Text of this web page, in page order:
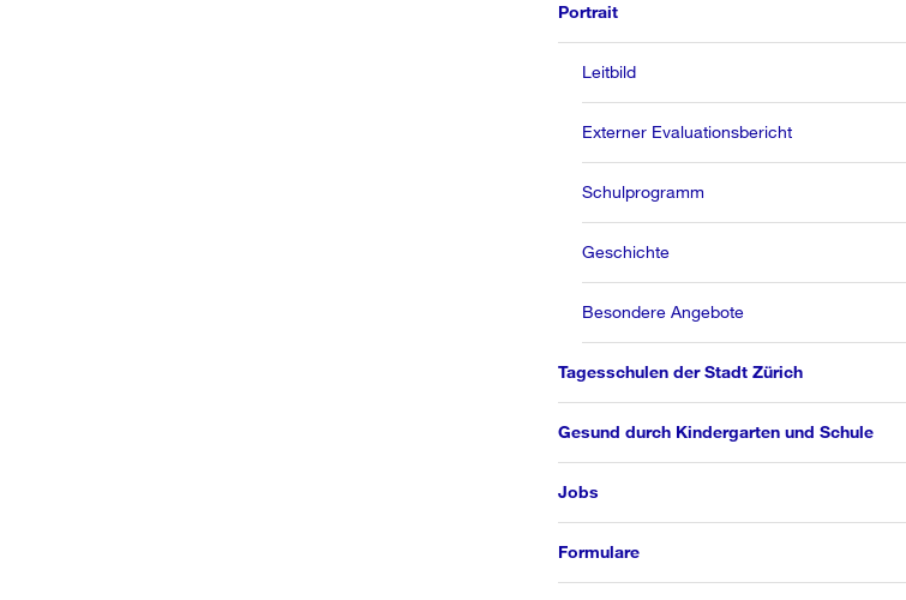
Portrait
Leitbild
Externer Evaluationsbericht
Schulprogramm
Geschichte
Besondere Angebote
Tagesschulen der Stadt Zürich
Gesund durch Kindergarten und Schule
Jobs
Formulare